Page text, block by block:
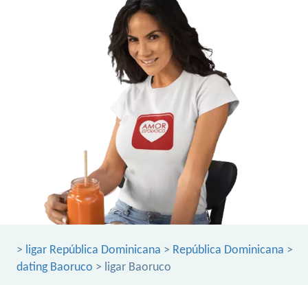
> ligar República Dominicana > República Dominicana >
dating Baoruco > ligar Baoruco